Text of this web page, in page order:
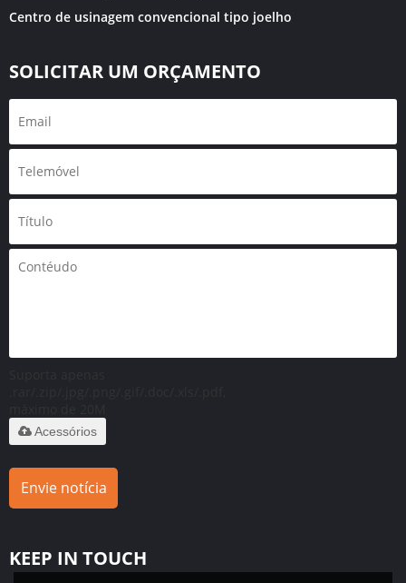
Centro de usinagem convencional tipo joelho
SOLICITAR UM ORÇAMENTO
Acessórios
Envie notícia
KEEP IN TOUCH